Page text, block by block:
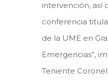
intervención, así
conferencia
de la UME en
Emergencias”,
Teniente